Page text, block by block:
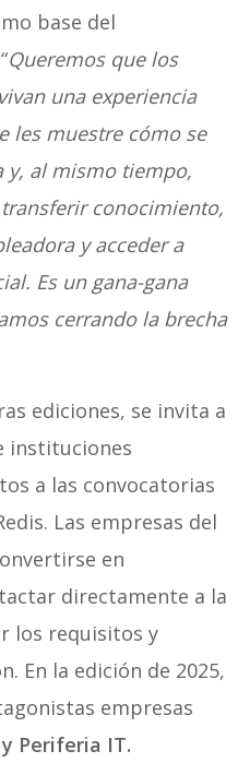
base del
Queremos que los
una experiencia
les muestre cómo se
y, al mismo tiempo,
conocimiento,
y acceder a
Es un gana-gana
cerrando la brecha
ediciones, se invita a
instituciones
a las convocatorias
Las empresas del
en
directamente a la
los requisitos y
En la edición de 2025,
empresas
Periferia IT.